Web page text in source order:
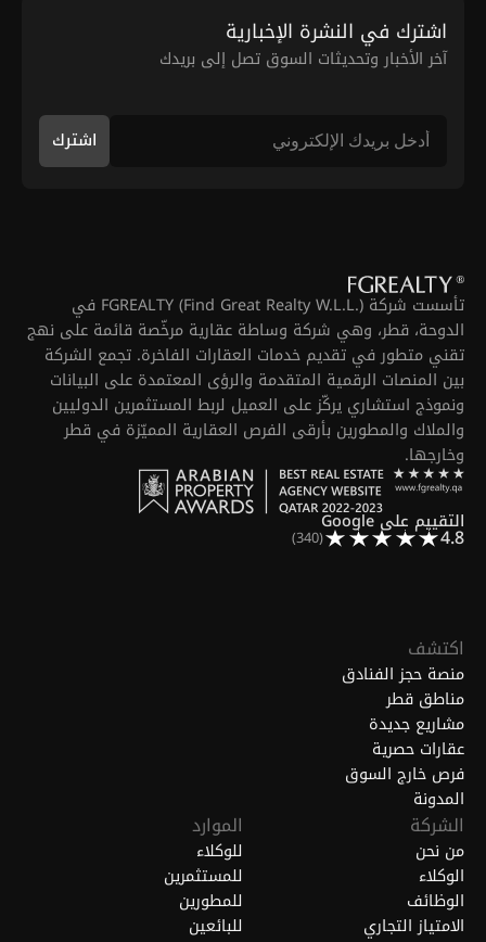
اشترك في النشرة الإخبارية
آخر الأخبار وتحديثات السوق تصل إلى بريدك
اشترك
تأسست شركة FGREALTY (Find Great Realty W.L.L.) في
الدوحة، قطر، وهي شركة وساطة عقارية مرخّصة قائمة على نهج
تقني متطور في تقديم خدمات العقارات الفاخرة. تجمع الشركة
بين المنصات الرقمية المتقدمة والرؤى المعتمدة على البيانات
ونموذج استشاري يركّز على العميل لربط المستثمرين الدوليين
والملاك والمطورين بأرقى الفرص العقارية المميّزة في قطر
وخارجها.
التقييم على Google
4.8
(340)
اكتشف
منصة حجز الفنادق
مناطق قطر
مشاريع جديدة
عقارات حصرية
فرص خارج السوق
المدونة
الشركة
من نحن
الوكلاء
الوظائف
الامتياز التجاري
الموارد
للوكلاء
للمستثمرين
للمطورين
للبائعين